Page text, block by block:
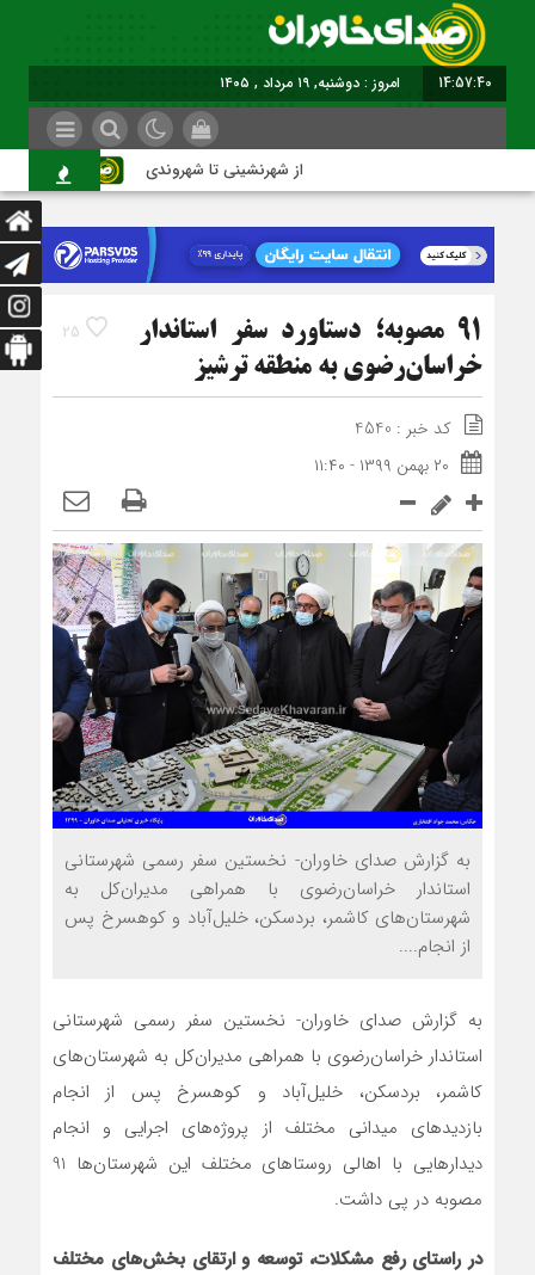
14:57:41 برابر با : Mond
از شهرنشینی تا شهروندی
25
91 مصوبه؛ دستاورد سفر استاندار
خراسان‌رضوی به منطقه ترشیز
کد خبر : 4540
۲۰ بهمن ۱۳۹۹ - ۱۱:۴۰
به گزارش صدای خاوران- نخستین سفر رسمی شهرستانی
استاندار خراسان‌رضوی با همراهی مدیران‌کل به
شهرستان‌های کاشمر، بردسکن، خلیل‌آباد و کوهسرخ پس
از انجام....
به گزارش صدای خاوران- نخستین سفر رسمی شهرستانی
استاندار خراسان‌رضوی با همراهی مدیران‌کل به شهرستان‌های
کاشمر، بردسکن، خلیل‌آباد و کوهسرخ پس از انجام
بازدیدهای میدانی مختلف از پروژه‌های اجرایی و انجام
دیدارهایی با اهالی روستاهای مختلف این شهرستان‌ها 91
مصوبه در پی داشت.
در راستای رفع مشکلات، توسعه و ارتقای بخش‌های مختلف